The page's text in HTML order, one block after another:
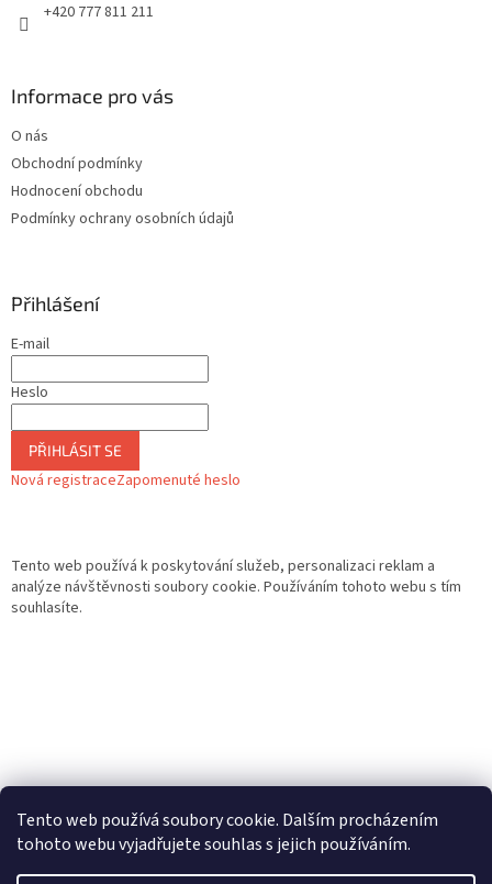
Tento web používá soubory cookie. Dalším procházením
tohoto webu vyjadřujete souhlas s jejich používáním.
+420 777 811 211
Informace pro vás
O nás
Obchodní podmínky
Hodnocení obchodu
Podmínky ochrany osobních údajů
Přihlášení
E-mail
Heslo
PŘIHLÁSIT SE
Nová registraceZapomenuté heslo
Tento web používá k poskytování služeb, personalizaci reklam a
analýze návštěvnosti soubory cookie. Používáním tohoto webu s tím
souhlasíte.